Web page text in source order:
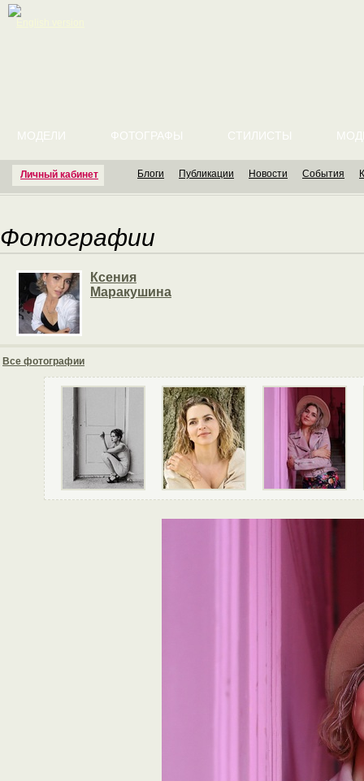
Личный кабинет
МОДЕЛИ ФОТОГРАФЫ СТИЛИСТЫ
Блоги Публикации Новости События
Фотографии
Ксения
Маракушина
Все фотографии